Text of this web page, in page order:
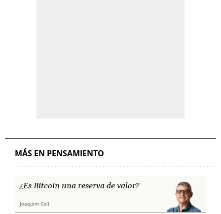
MÁS EN PENSAMIENTO
¿Es Bitcoin una reserva de valor?
Joaquim Coll